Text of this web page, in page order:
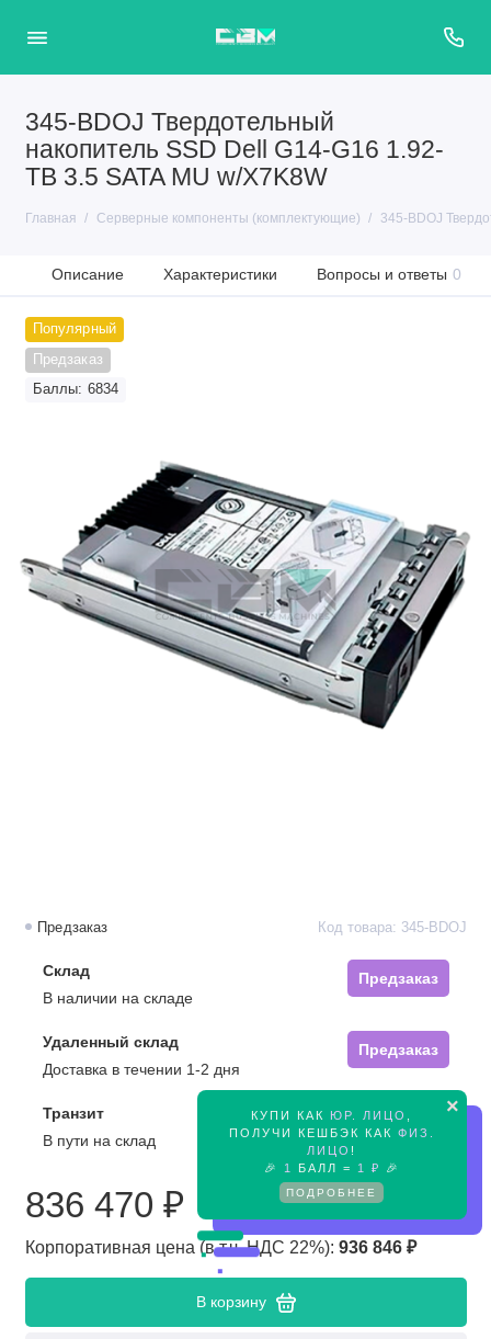
345-BDOJ Твердотельный
накопитель SSD Dell G14-G16 1.92-
TB 3.5 SATA MU w/X7K8W
Главная Серверные компоненты (комплектующие) 345-BDOJ
Описание Характеристики Вопросы и ответы 0
Популярный
Предзаказ
Баллы: 6834
×
КУПИ КАК ЮР. ЛИЦО
ПОЛУЧИ КЕШБЭК КАК ФИЗ.
ЛИЦО !
🎉
1 БАЛЛ = 1 ₽ 🎉
ПОДРОБНЕЕ
Предзаказ Код товара: 345-BDOJ
Склад
Предзаказ
В наличии на складе
Удаленный склад
Предзаказ
Доставка в течении 1-2 дня
Транзит
Предзаказ
В пути на склад
836 470 ₽
Корпоративная цена (в т.ч. НДС 22%): 936 846 ₽
В корзину